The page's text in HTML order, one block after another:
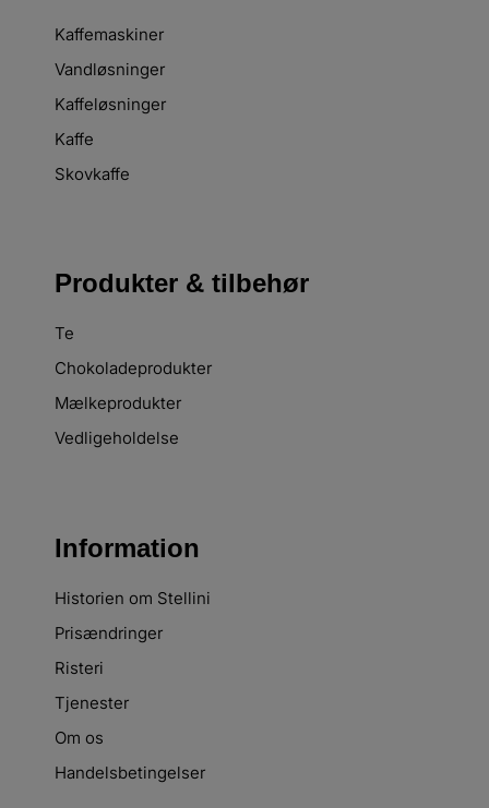
Kaffemaskiner
Vandløsninger
Kaffeløsninger
Kaffe
Skovkaffe
Produkter & tilbehør
Te
Chokoladeprodukter
Mælkeprodukter
Vedligeholdelse
Information
Historien om Stellini
Prisændringer
Risteri
Tjenester
Om os
Handelsbetingelser